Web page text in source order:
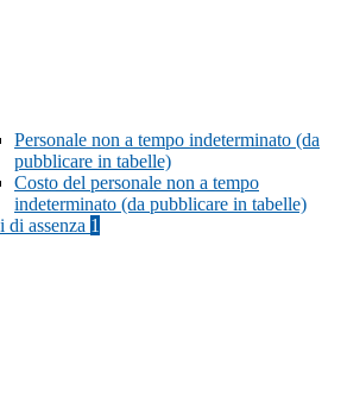
Personale non a tempo indeterminato (da
pubblicare in tabelle)
Costo del personale non a tempo
indeterminato (da pubblicare in tabelle)
di assenza 1